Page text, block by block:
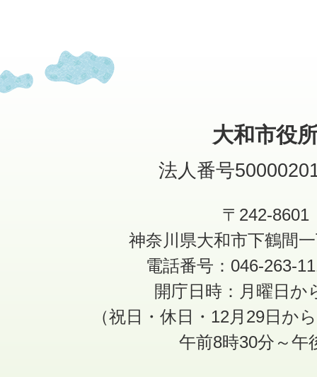
大和市役
法人番号
〒242-8601
神奈川県大和市下鶴間
電話番号：046-263-
開庁日時：月曜日か
（祝日・休日・12月29日か
午前8時30分～午